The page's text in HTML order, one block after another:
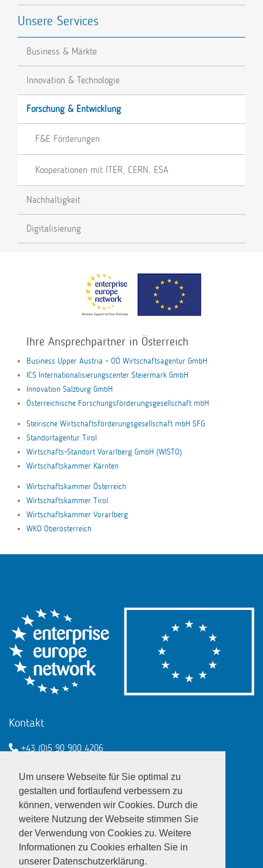
Um unsere Webseite für Sie optimal zu
gestalten und fortlaufend verbessern zu
können, verwenden wir Cookies. Durch die
weitere Nutzung der Webseite stimmen Sie
der Verwendung von Cookies zu. Weitere
Informationen zu Cookies erhalten Sie in
unserer Datenschutzerklärung.
Unsere Services
Business & Märkte
Innovation & Technologie
Forschung & Entwicklung
F&E Förderungen
Kooperationen mit ITER, CERN, ESA
Nachhaltigkeit
Digitalisierung
Ihre Ansprechpartner in Österreich
Business Upper Austria – OÖ Wirtschaftsagentur GmbH
ICS Internationalisierungscenter Steiermark GmbH
Innovation Salzburg GmbH
Österreichische Forschungsförderungsgesellschaft mbH
Steirische Wirtschaftsförderungsgesellschaft mbH SFG
Standortagentur Tirol
Wirtschafts-Standort Vorarlberg GmbH (WISTO)
Wirtschaftskammer Kärnten
Wirtschaftskammer Österreich
Wirtschaftskammer Tirol
Wirtschaftskammer Vorarlberg
WKO Oberösterreich
Kontakt
+43 (0)5 90 900 4206
Enterprise Europe Network - EU
LinkedInTwitterYoutubeFacebook